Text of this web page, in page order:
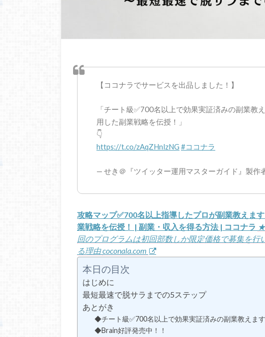
【ココナラでサービスを出品しました！】
「チート級✅700名以上で効果実証済みの副業
用した副業戦略を伝授！」
👇
https://t.co/zAqZHnlzNG #ココナラ
— せき＠『ツイッター運用マスターガイド』製作
攻略マップ✅700名以上指導したプロが副業教えま
業戦略を伝授！ | 副業・収入を得る方法 | ココナラ
回のプログラムは初回部数しか限定価格で募集を
る理由coconala.com
本日の目次
はじめに
最短最速で脱サラまでの5ステップ
あとがき
◆チート級✅700名以上で効果実証済みの副業教えます
◆Brain好評発売中！！